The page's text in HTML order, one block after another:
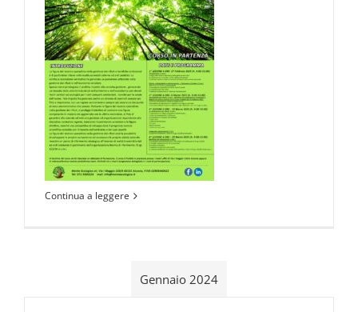
Continua a leggere
Gennaio 2024